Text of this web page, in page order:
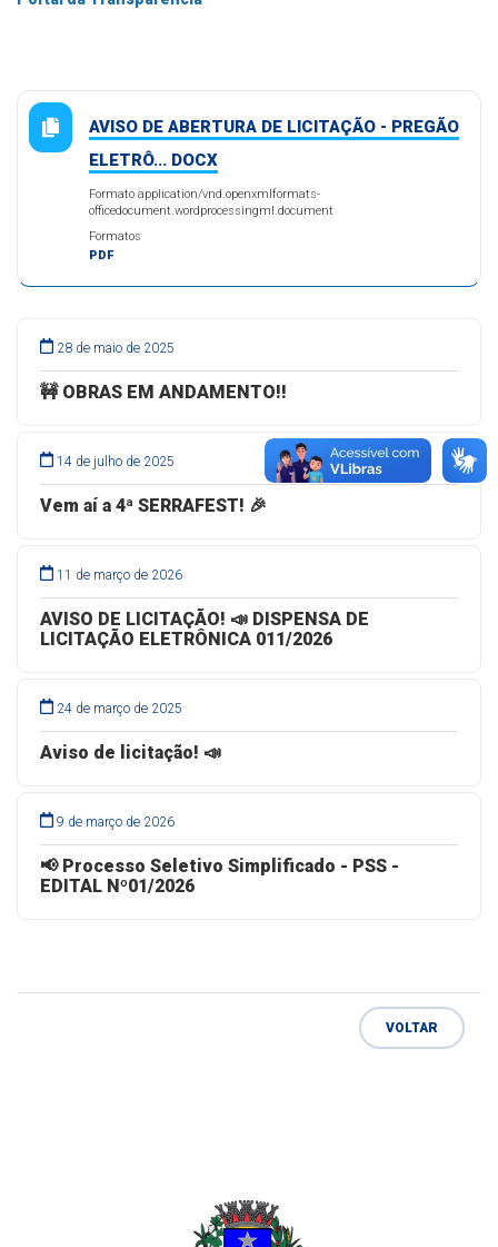
AVISO DE ABERTURA DE LICITAÇÃO - PREGÃO
ELETRÔ... DOCX
Formato application/vnd.openxmlformats-
officedocument.wordprocessingml.document
Formatos
PDF
28 de maio de 2025
🚧 OBRAS EM ANDAMENTO!!
14 de julho de 2025
Vem aí a 4ª SERRAFEST! 🎉
11 de março de 2026
AVISO DE LICITAÇÃO! 📣 DISPENSA DE
LICITAÇÃO ELETRÔNICA 011/2026
24 de março de 2025
Aviso de licitação! 📣
9 de março de 2026
📢 Processo Seletivo Simplificado - PSS -
EDITAL Nº01/2026
VOLTAR